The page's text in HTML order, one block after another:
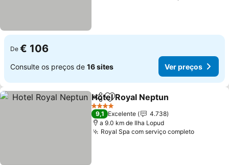
De € 106
Consulte os preços de 16 sites Ver preços
PartilharAdicionar aos favoritos
Hotel Royal Neptun
4 Estrelas
9,1 Excelente
4.738
a 9.0 km de Ilha Lopud
Royal Spa com serviço completo